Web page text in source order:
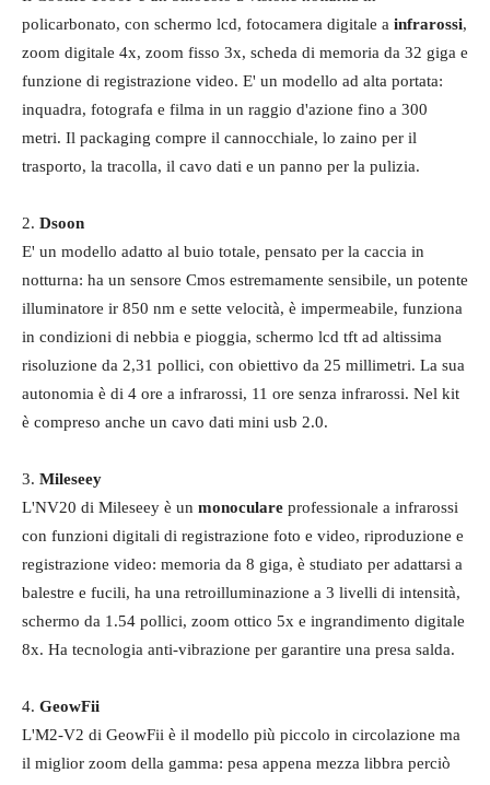
policarbonato, con schermo lcd, fotocamera digitale a infrarossi,
zoom digitale 4x, zoom fisso 3x, scheda di memoria da 32 giga e
funzione di registrazione video. E' un modello ad alta portata:
inquadra, fotografa e filma in un raggio d'azione fino a 300
metri. Il packaging compre il cannocchiale, lo zaino per il
trasporto, la tracolla, il cavo dati e un panno per la pulizia.
2. Dsoon
E' un modello adatto al buio totale, pensato per la caccia in
notturna: ha un sensore Cmos estremamente sensibile, un potente
illuminatore ir 850 nm e sette velocità, è impermeabile, funziona
in condizioni di nebbia e pioggia, schermo lcd tft ad altissima
risoluzione da 2,31 pollici, con obiettivo da 25 millimetri. La sua
autonomia è di 4 ore a infrarossi, 11 ore senza infrarossi. Nel kit
è compreso anche un cavo dati mini usb 2.0.
3. Mileseey
L'NV20 di Mileseey è un monoculare professionale a infrarossi
con funzioni digitali di registrazione foto e video, riproduzione e
registrazione video: memoria da 8 giga, è studiato per adattarsi a
balestre e fucili, ha una retroilluminazione a 3 livelli di intensità,
schermo da 1.54 pollici, zoom ottico 5x e ingrandimento digitale
8x. Ha tecnologia anti-vibrazione per garantire una presa salda.
4. GeowFii
L'‎M2-V2 di GeowFii è il modello più piccolo in circolazione ma
il miglior zoom della gamma: pesa appena mezza libbra perciò